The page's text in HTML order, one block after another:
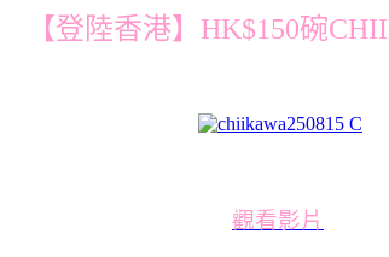
【登陸香港】HK$150碗
觀看影片